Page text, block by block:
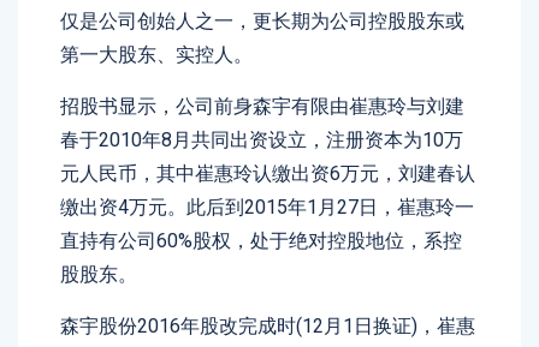
仅是公司创始人之一，更长期为公司控股股东或
第一大股东、实控人。
招股书显示，公司前身森宇有限由崔惠玲与刘建
春于2010年8月共同出资设立，注册资本为10万
元人民币，其中崔惠玲认缴出资6万元，刘建春认
缴出资4万元。此后到2015年1月27日，崔惠玲一
直持有公司60%股权，处于绝对控股地位，系控
股股东。
森宇股份2016年股改完成时(12月1日换证)，崔惠